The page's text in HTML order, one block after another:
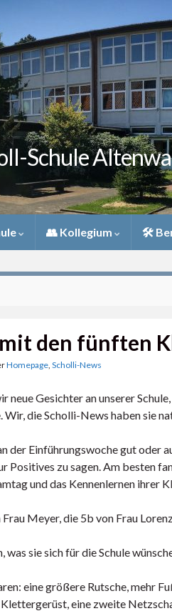
Schule
👥 Kollegium 🛠
den fünften
Homepage, Scholli-News
neue Gesichter an unserer
Wir, die Scholli-News haben sie
der Einführungswoche gut oder
Positives zu sagen. Am besten
und das Kennenlernen ihrer
Meyer, die 5b von Frau
sie sich für die Schule
eine größere Rutsche, mehr
eine zweite